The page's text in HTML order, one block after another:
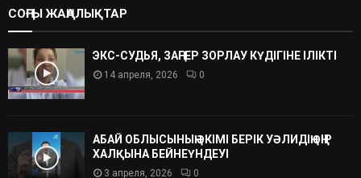
СОҢҒЫ ЖАҢАЛЫҚТАР
ЭКС-СУДЬЯ, ЗАҢГЕР ЗОРЛАУ КҮДІГІНЕ ІЛІКТІ
14 апреля, 2026 0
АБАЙ ОБЛЫСЫНЫҢ ӘКІМІ БЕРІК УӘЛИДІҢ ӨҢІР
ХАЛҚЫНА БЕЙНЕҮНДЕУІ
3 апреля, 2026 0